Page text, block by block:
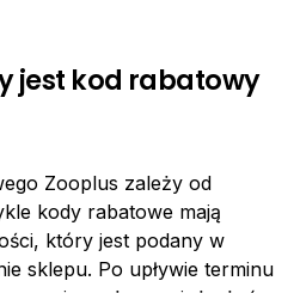
jest kod rabatowy
Zooplus zależy od
kody rabatowe mają
który jest podany w
sklepu. Po upływie terminu